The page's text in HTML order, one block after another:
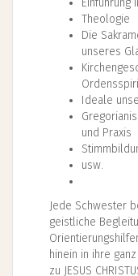
Einführung
Theologie
Die
unseres
Ideale
und Praxis
usw.
Jede Schwester
geistliche
hinein in ihre
zu JESUS